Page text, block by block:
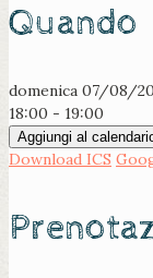
Quando
domenica 07/08/
18:00 - 19:00
Aggiungi al
Download ICS